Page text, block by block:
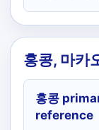
홍콩, 마카
홍콩
reference